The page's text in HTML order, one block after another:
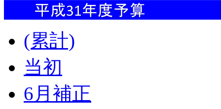
(累計)
当初
6月補正